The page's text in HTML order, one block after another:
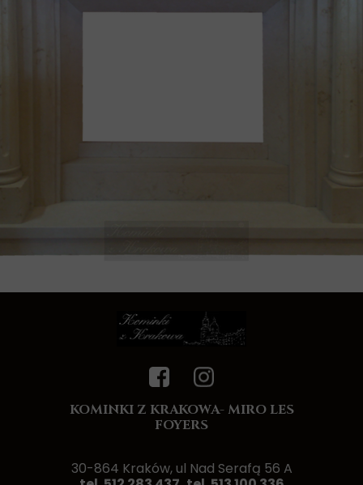
KOMINKI Z KRAKOWA- MIRO LES
FOYERS
30-864 Kraków, ul Nad Serafą 56 A